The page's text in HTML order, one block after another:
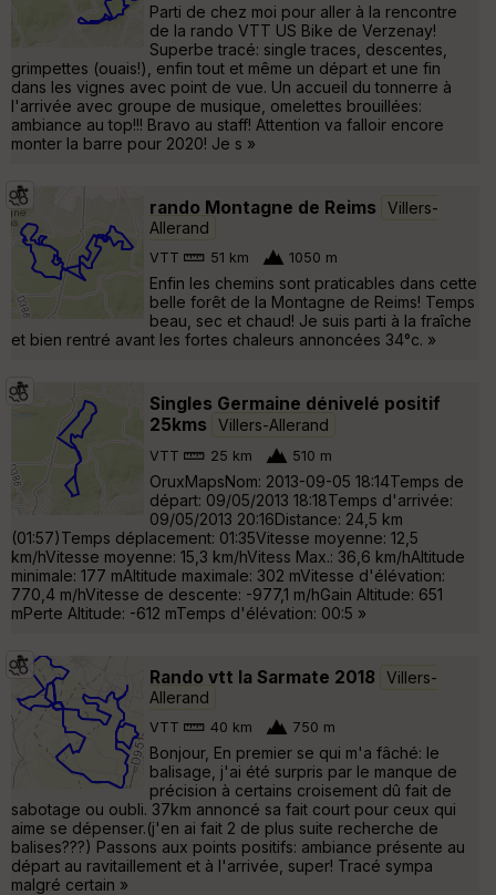
Parti de chez moi pour aller à la rencontre
de la rando VTT US Bike de Verzenay!
Superbe tracé: single traces, descentes,
grimpettes (ouais!), enfin tout et même un départ et une fin
dans les vignes avec point de vue. Un accueil du tonnerre à
l'arrivée avec groupe de musique, omelettes brouillées:
ambiance au top!!! Bravo au staff! Attention va falloir encore
monter la barre pour 2020! Je s »
rando Montagne de Reims
Villers-
Allerand
VTT 51 km 1050 m
Enfin les chemins sont praticables dans cette
belle forêt de la Montagne de Reims! Temps
beau, sec et chaud! Je suis parti à la fraîche
et bien rentré avant les fortes chaleurs annoncées 34°c. »
Singles Germaine dénivelé positif
25kms
Villers-Allerand
VTT 25 km 510 m
OruxMapsNom: 2013-09-05 18:14Temps de
départ: 09/05/2013 18:18Temps d'arrivée:
09/05/2013 20:16Distance: 24,5 km
(01:57)Temps déplacement: 01:35Vitesse moyenne: 12,5
km/hVitesse moyenne: 15,3 km/hVitess Max.: 36,6 km/hAltitude
minimale: 177 mAltitude maximale: 302 mVitesse d'élévation:
770,4 m/hVitesse de descente: -977,1 m/hGain Altitude: 651
mPerte Altitude: -612 mTemps d'élévation: 00:5 »
Rando vtt la Sarmate 2018
Villers-
Allerand
VTT 40 km 750 m
Bonjour, En premier se qui m'a fâché: le
balisage, j'ai été surpris par le manque de
précision à certains croisement dû fait de
sabotage ou oubli. 37km annoncé sa fait court pour ceux qui
aime se dépenser.(j'en ai fait 2 de plus suite recherche de
balises???) Passons aux points positifs: ambiance présente au
départ au ravitaillement et à l'arrivée, super! Tracé sympa
malgré certain »